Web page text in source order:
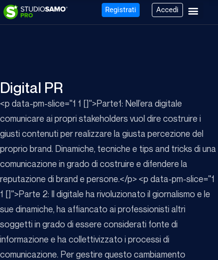
Registrati Accedi
Digital PR
<p data-pm-slice="1 1 []">Parte1: Nell’era digitale
comunicare ai propri stakeholders vuol dire costruire i
giusti contenuti per realizzare la giusta percezione del
proprio brand. Dinamiche, tecniche e tips and tricks di una
comunicazione in grado di costruire e difendere la
reputazione di brand e persone.</p> <p data-pm-slice="1
1 []">Parte 2: Il digitale ha rivoluzionato il giornalismo e le
sue dinamiche, ha affiancato ai professionisti altri
soggetti in grado di essere considerati fonte di
informazione e ha collettivizzato i processi di
comunicazione. Per gestire questo cambiamento